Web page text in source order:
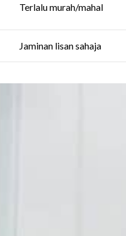
Terlalu murah/mahal
Jaminan lisan sahaja